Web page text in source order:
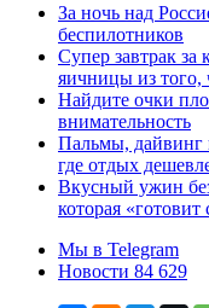
За ночь над
беспилотников
Супер завтрак за
яичницы из того,
Найдите очки
внимательность
Пальмы, дайвинг
где отдых
Вкусный ужин
которая
Мы в Telegram
Новости 84 629